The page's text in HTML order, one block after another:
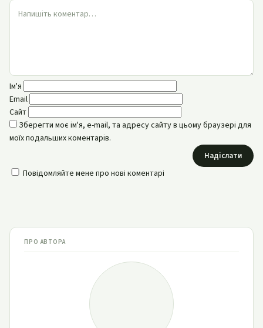
Ім'я
Email
Сайт
Зберегти моє ім'я, e-mail, та адресу сайту в цьому браузері для
моїх подальших коментарів.
Надіслати
Повідомляйте мене про нові коментарі
ПРО АВТОРА